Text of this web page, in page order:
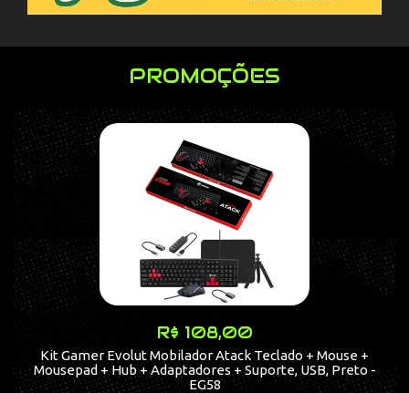
PROMOÇÕES
R$ 108,00
Kit Gamer Evolut Mobilador Atack Teclado + Mouse +
Mousepad + Hub + Adaptadores + Suporte, USB, Preto -
EG58